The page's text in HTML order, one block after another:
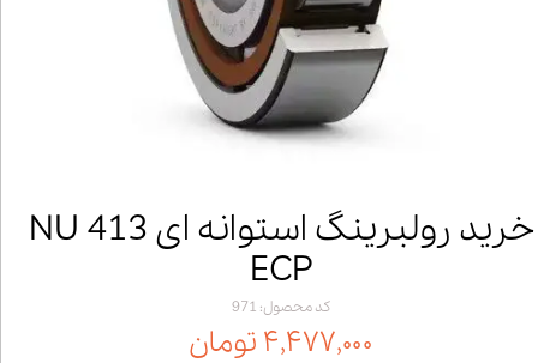
خرید رولبرینگ استوانه ای NU 413
ECP
کد محصول: 971
۴,۴۷۷,۰۰۰ تومان